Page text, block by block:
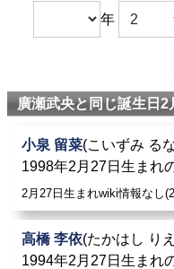
年
廣瀬武央と同じ誕生日
小泉 留菜(こいずみ る
1998年2月27日生まれ
2月27日生まれwiki情報なし
高橋 李依(たかはし り
1994年2月27日生まれ